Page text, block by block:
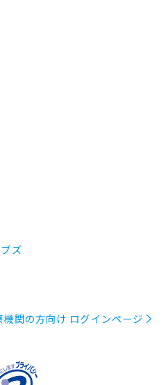
ズ
機関の方向け ログインページ